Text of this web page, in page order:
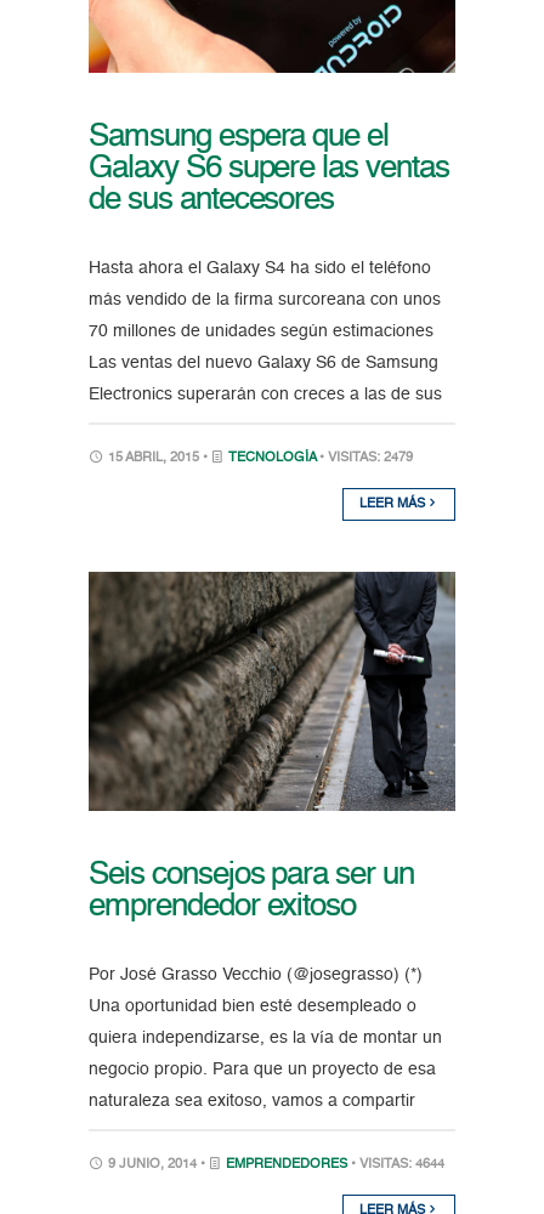
Samsung espera que el
Galaxy S6 supere las ventas
de sus antecesores
Hasta ahora el Galaxy S4 ha sido el teléfono
más vendido de la firma surcoreana con unos
70 millones de unidades según estimaciones
Las ventas del nuevo Galaxy S6 de Samsung
Electronics superarán con creces a las de sus
15 ABRIL, 2015 • TECNOLOGÍA • VISITAS: 2479
LEER MÁS
Seis consejos para ser un
emprendedor exitoso
Por José Grasso Vecchio (@josegrasso) (*)
Una oportunidad bien esté desempleado o
quiera independizarse, es la vía de montar un
negocio propio. Para que un proyecto de esa
naturaleza sea exitoso, vamos a compartir
9 JUNIO, 2014 • EMPRENDEDORES • VISITAS: 4644
LEER MÁS